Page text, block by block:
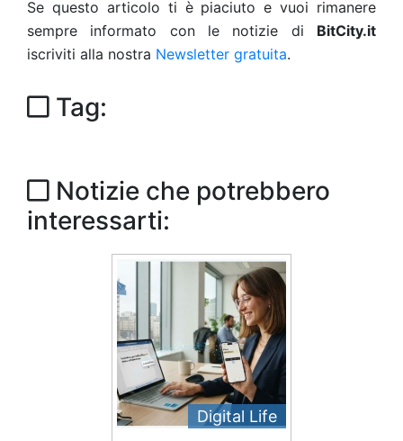
Se questo articolo ti è piaciuto e vuoi rimanere
sempre informato con le notizie di BitCity.it
iscriviti alla nostra Newsletter gratuita.
Tag:
Notizie che potrebbero
interessarti:
Digital Life